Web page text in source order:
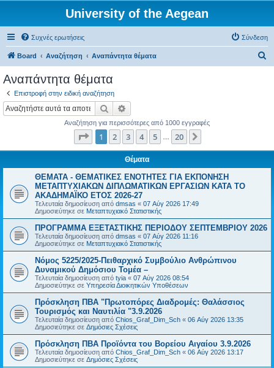
University of the Aegean
Συχνές ερωτήσεις Σύνδεση
Board Αναζήτηση Αναπάντητα θέματα
Αναπάντητα θέματα
Επιστροφή στην ειδική αναζήτηση
Αναζήτηση
Αναζήτηση για περισσότερες από 1000 εγγραφές
Σελίδα από20
1 2 3 4 5 20
Θέματα
ΘΕΜΑΤΑ - ΘΕΜΑΤΙΚΕΣ ΕΝΟΤΗΤΕΣ ΓΙΑ ΕΚΠΟΝΗΣΗ
ΜΕΤΑΠΤΥΧΙΑΚΩΝ ΔΙΠΛΩΜΑΤΙΚΩΝ ΕΡΓΑΣΙΩΝ ΚΑΤΑ ΤΟ
ΑΚΑΔΗΜΑΪΚΟ ΕΤΟΣ 2026-27
Τελευταία δημοσίευση από dmsas « 07 Αύγ 2026 17:49
Δημοσιεύτηκε σε Μεταπτυχιακό Στατιστικής
ΠΡΟΓΡΑΜΜΑ ΕΞΕΤΑΣΤΙΚΗΣ ΠΕΡΙΟΔΟΥ ΣΕΠΤΕΜΒΡΙΟΥ 2026
Τελευταία δημοσίευση από dmsas « 07 Αύγ 2026 11:16
Δημοσιεύτηκε σε Μεταπτυχιακό Στατιστικής
Νόμος 5225/2025-Πειθαρχικό Συμβούλιο Ανθρώπινου
Δυναμικού Δημόσιου Τομέα –
Τελευταία δημοσίευση από tyia « 07 Αύγ 2026 08:54
Δημοσιεύτηκε σε Υπηρεσία Διοικητικών Υποθέσεων
Πρόσκληση ΠΒΑ "Πρωτοπόρες Διαδρομές: Θαλάσσιος
Τουρισμός και Ναυτιλία "3.9.2026
Τελευταία δημοσίευση από Chios_Graf_Dim_Sch « 06 Αύγ 2026 13:35
Δημοσιεύτηκε σε Δημόσιες Σχέσεις
Πρόσκληση ΠΒΑ Προϊόντα του Βορείου Αιγαίου 3.9.2026
Τελευταία δημοσίευση από Chios_Graf_Dim_Sch « 06 Αύγ 2026 13:17
Δημοσιεύτηκε σε Δημόσιες Σχέσεις